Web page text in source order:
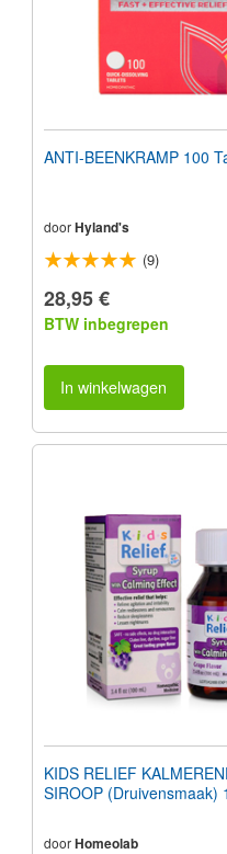
ANTI-BEENKRAMP 100
doorHyland's
(9)
28,95 €
BTW inbegrepen
In winkelwagen
KIDS RELIEF
SIROOP (Druivensmaak)
doorHomeolab